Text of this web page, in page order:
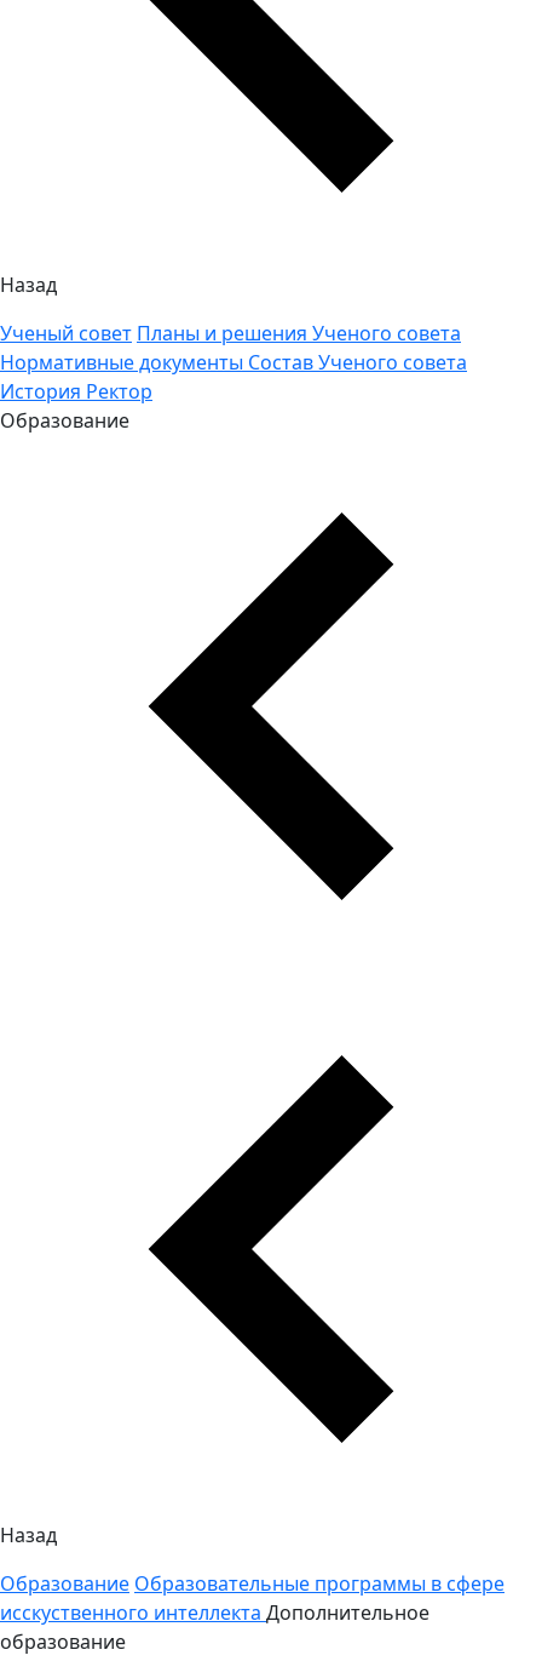
Назад
Ученый совет Планы и решения Ученого совета
Нормативные документы Состав Ученого совета
История Ректор
Образование
Назад
Образование Образовательные программы в сфере
исскуственного интеллекта Дополнительное
образование